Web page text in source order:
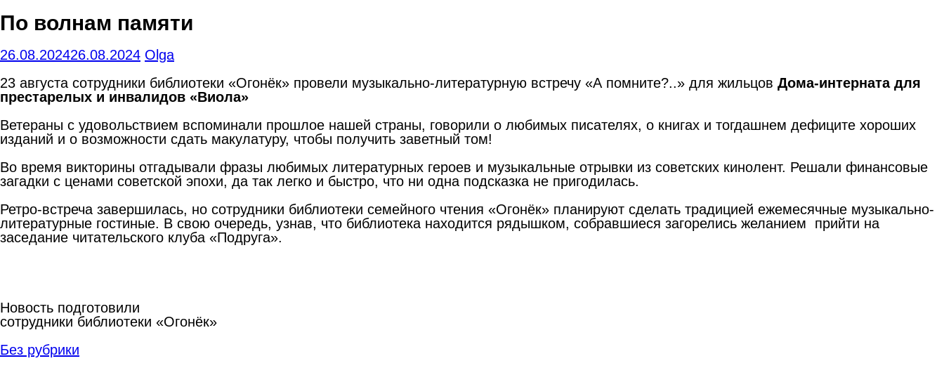
По волнам памяти
26.08.202426.08.2024 Olga
23 августа сотрудники библиотеки «Огонёк» провели музыкально-литературную встречу «А помните?..» для жильцов Дома-интерната для
престарелых и инвалидов «Виола»
Ветераны с удовольствием вспоминали прошлое нашей страны, говорили о любимых писателях, о книгах и тогдашнем дефиците хороших
изданий и о возможности сдать макулатуру, чтобы получить заветный том!
Во время викторины отгадывали фразы любимых литературных героев и музыкальные отрывки из советских кинолент. Решали финансовые
загадки с ценами советской эпохи, да так легко и быстро, что ни одна подсказка не пригодилась.
Ретро-встреча завершилась, но сотрудники библиотеки семейного чтения «Огонёк» планируют сделать традицией ежемесячные музыкально-
литературные гостиные. В свою очередь, узнав, что библиотека находится рядышком, собравшиеся загорелись желанием прийти на
заседание читательского клуба «Подруга».
Новость подготовили
сотрудники библиотеки «Огонёк»
Без рубрики